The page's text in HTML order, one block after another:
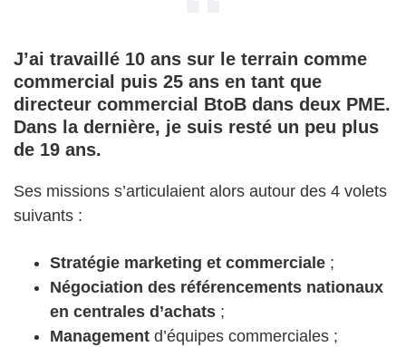
J’ai travaillé 10 ans sur le terrain comme
commercial puis 25 ans en tant que
directeur commercial BtoB dans deux PME.
Dans la dernière, je suis resté un peu plus
de 19 ans.
Ses missions s’articulaient alors autour des 4 volets
suivants :
Stratégie marketing et commerciale ;
Négociation des référencements nationaux
en centrales d’achats ;
Management d’équipes commerciales ;